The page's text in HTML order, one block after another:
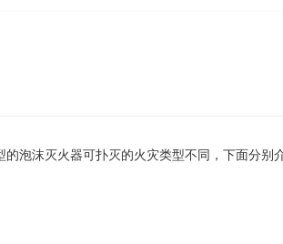
泡沫灭火器可扑灭的火灾类型不同，下面分别